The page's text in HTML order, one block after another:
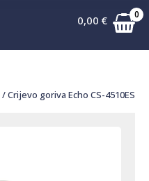
0,00 € 0
/ Crijevo goriva Echo CS-4510ES